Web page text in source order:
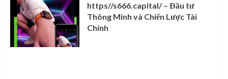
https//s666.capital/ – Đầu tư
Thông Minh và Chiến Lược Tài
Chính